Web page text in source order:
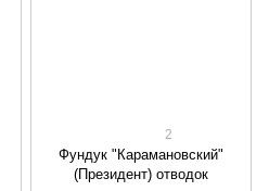
2
Фундук "Карамановский"
(Президент) отводок